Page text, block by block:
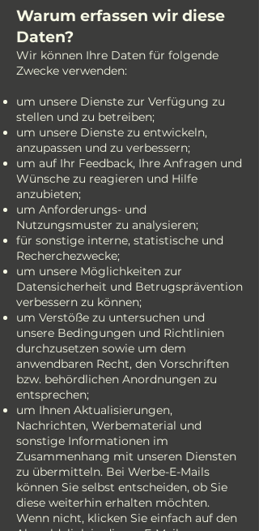
Warum erfassen wir diese
Daten?
Wir können Ihre Daten für folgende
Zwecke verwenden:
um unsere Dienste zur Verfügung zu
stellen und zu betreiben;
um unsere Dienste zu entwickeln,
anzupassen und zu verbessern;
um auf Ihr Feedback, Ihre Anfragen und
Wünsche zu reagieren und Hilfe
anzubieten;
um Anforderungs- und
Nutzungsmuster zu analysieren;
für sonstige interne, statistische und
Recherchezwecke;
um unsere Möglichkeiten zur
Datensicherheit und Betrugsprävention
verbessern zu können;
um Verstöße zu untersuchen und
unsere Bedingungen und Richtlinien
durchzusetzen sowie um dem
anwendbaren Recht, den Vorschriften
bzw. behördlichen Anordnungen zu
entsprechen;
um Ihnen Aktualisierungen,
Nachrichten, Werbematerial und
sonstige Informationen im
Zusammenhang mit unseren Diensten
zu übermitteln. Bei Werbe-E-Mails
können Sie selbst entscheiden, ob Sie
diese weiterhin erhalten möchten.
Wenn nicht, klicken Sie einfach auf den